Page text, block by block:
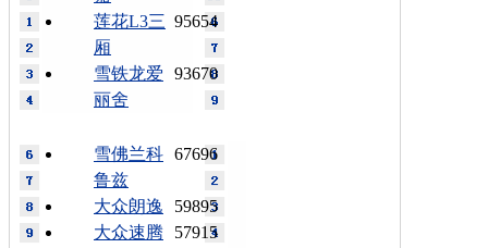
95654
莲花L3三
厢
93670
雪铁龙爱
丽舍
67696
雪佛兰科
鲁兹
59895
大众朗逸
57915
大众速腾